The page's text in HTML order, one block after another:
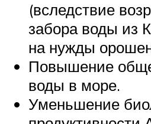
(вследствие
забора воды из
на нужды
Повышение
воды в море.
Уменьшение